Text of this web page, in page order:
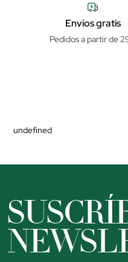
Envíos gratis
Pedidos a partir de
undefined